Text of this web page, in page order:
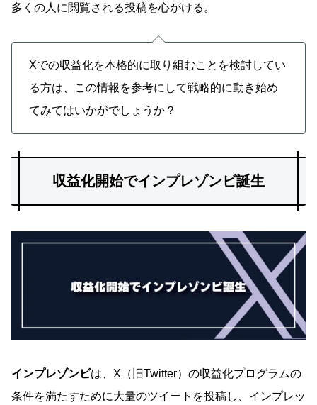
多くの人に閲覧される投稿を心がける。
Xでの収益化を本格的に取り組むことを検討してい
る方は、この情報を参考にして戦略的に動き始め
てみてはいかがでしょうか？
収益化開始でインプレゾンビ誕生
インプレゾンビは、X（旧Twitter）の収益化プログラムの
条件を満たすために大量のツイートを投稿し、インプレッ